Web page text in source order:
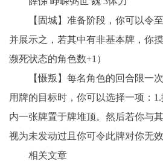
【固城】准备阶段，你可以令
并展示之，若其中有非基本牌，你
濒死状态的角色数+1）
【慑叛】每名角色的回合限一
用牌的目标时，你可以选择一项：
内一张牌置于牌堆顶。然后若你与
视为未发动过且你可令此牌对你无效
相关文章